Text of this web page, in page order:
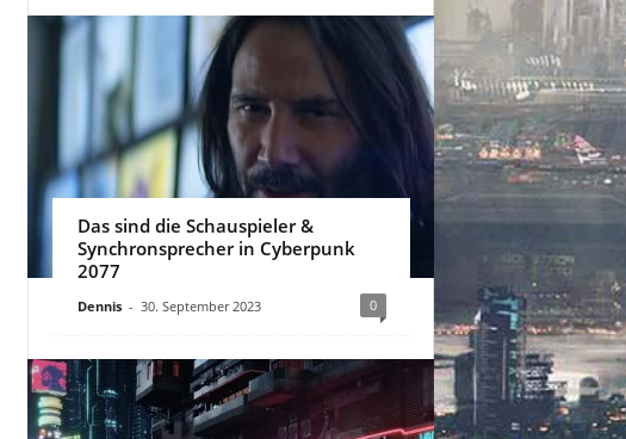
Das sind die Schauspieler &
Synchronsprecher in Cyberpunk
2077
Dennis - 30. September 2023 0